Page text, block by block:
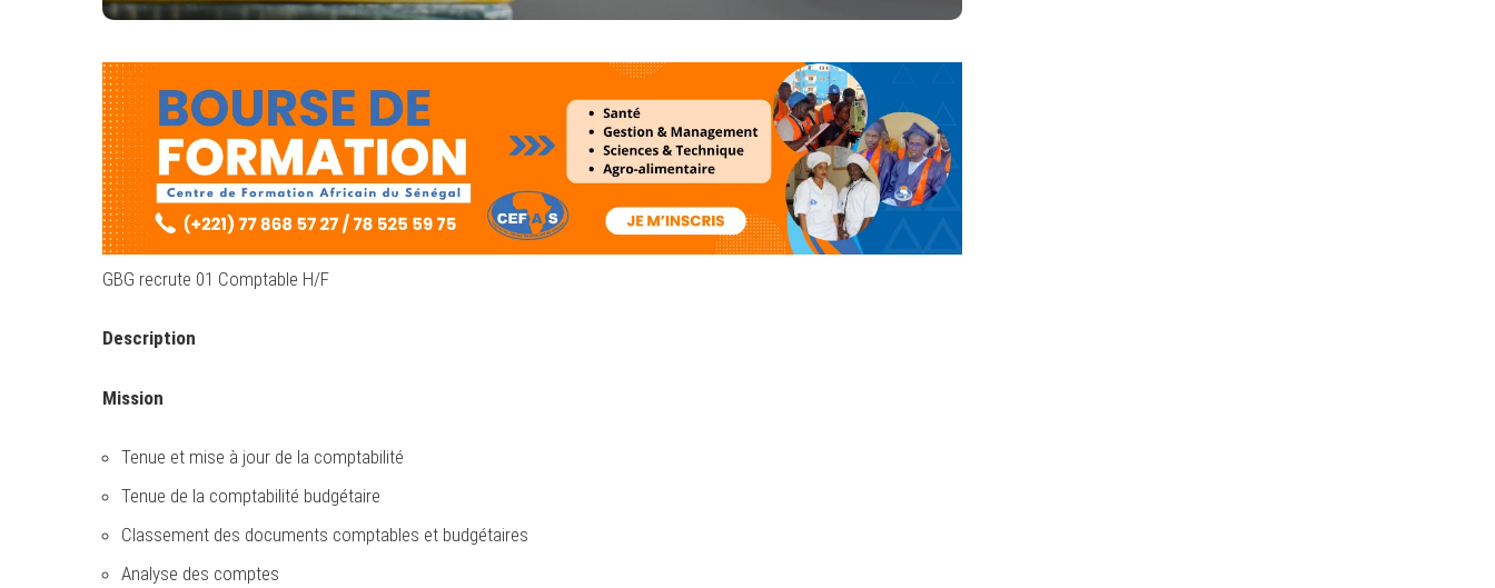
GBG recrute 01 Comptable H/F
Description
Mission
Tenue et mise à jour de la comptabilité
Tenue de la comptabilité budgétaire
Classement des documents comptables et budgétaires
Analyse des comptes